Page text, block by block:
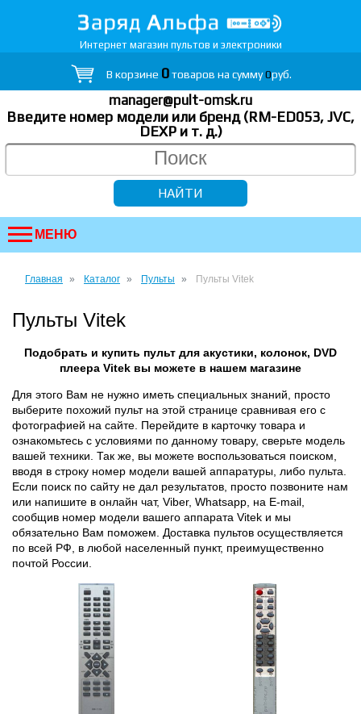
Интернет магазин пультов и электроники
В корзине 0товаров на сумму0руб.
manager@pult-omsk.ru
Введите номер модели или бренд (RM-ED053, JVC,
DEXP и т. д.)
МЕНЮ
Главная Каталог Пульты Пульты Vitek
Пульты Vitek
Подобрать и купить пульт для акустики, колонок, DVD
плеера Vitek вы можете в нашем магазине
Для этого Вам не нужно иметь специальных знаний, просто
выберите похожий пульт на этой странице сравнивая его с
фотографией на сайте. Перейдите в карточку товара и
ознакомьтесь с условиями по данному товару, сверьте модель
вашей техники. Так же, вы можете воспользоваться поиском,
вводя в строку номер модели вашей аппаратуры, либо пульта.
Если поиск по сайту не дал результатов, просто позвоните нам
или напишите в онлайн чат, Viber, Whatsapp, на E-mail,
сообщив номер модели вашего аппарата Vitek и мы
обязательно Вам поможем. Доставка пультов осуществляется
по всей РФ, в любой населенный пункт, преимущественно
почтой России.